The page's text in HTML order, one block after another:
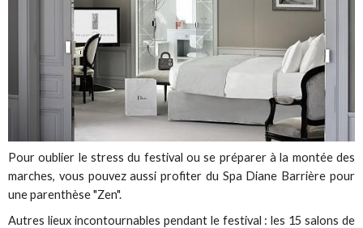
Pour oublier le stress du festival ou se préparer à la montée des
marches, vous pouvez aussi profiter du Spa Diane Barrière pour
une parenthèse "Zen".
Autres lieux incontournables pendant le festival : les 15 salons de